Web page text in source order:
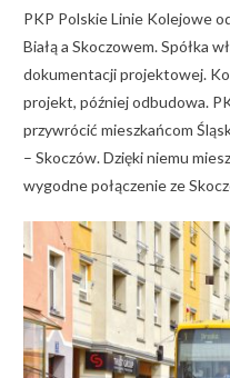
PKP Polskie Linie Kolejowe
Białą a Skoczowem. Spółka
dokumentacji projektowej.
projekt, później odbudowa.
przywrócić mieszkańcom
– Skoczów. Dzięki niemu
wygodne połączenie ze